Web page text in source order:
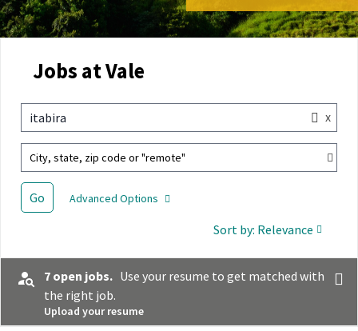
Jobs at Vale
itabira x
City, state, zip code or "remote"
Go Advanced Options
Sort by: Relevance
7 open jobs. Use your resume to get matched with
the right job.
Upload your resume